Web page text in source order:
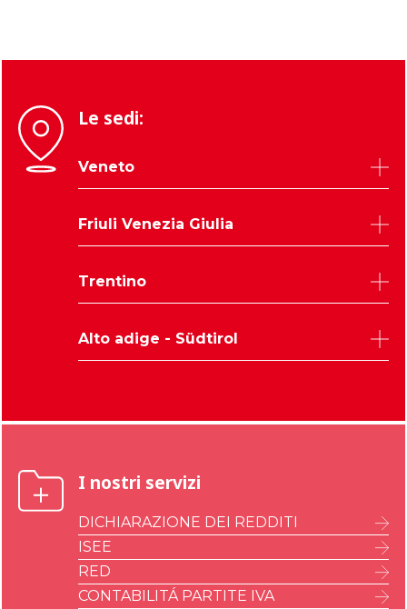
Le sedi:
Veneto
Belluno
Treviso
Verona
Vicenza
Friuli Venezia Giulia
Udine
Gorizia
Trentino
Trento
Alto adige - Südtirol
I nostri servizi
DICHIARAZIONE DEI REDDITI
ISEE
RED
CONTABILITÁ PARTITE IVA